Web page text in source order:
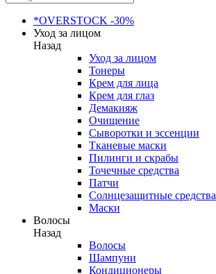
*OVERSTOCK -30%
Уход за лицом
Назад
Уход за лицом
Тонеры
Крем для лица
Крем для глаз
Демакияж
Очищение
Сыворотки и эссенции
Тканевые маски
Пилинги и скрабы
Точечные средства
Патчи
Солнцезащитные средства
Маски
Волосы
Назад
Волосы
Шампуни
Кондиционеры